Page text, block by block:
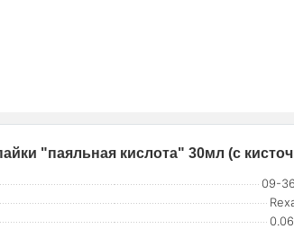
"паяльная кислота" 30мл (с
09-